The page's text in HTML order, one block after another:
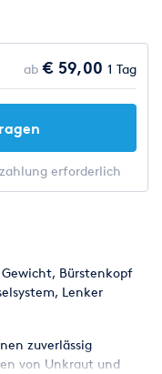
ab € 59,00 1 Tag
erforderlich
Bürstenkopf
Lenker
zuverlässig
von Unkraut und